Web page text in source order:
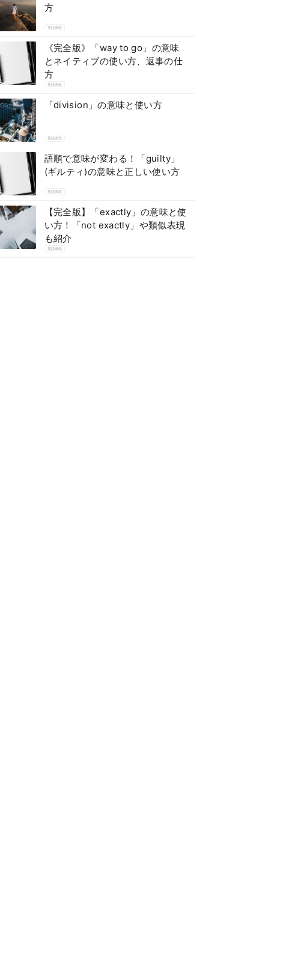
方
英語表現
《完全版》「way to go」の意味
とネイティブの使い方、返事の仕
方
英語表現
「division」の意味と使い方
英語表現
語順で意味が変わる！「guilty」
(ギルティ)の意味と正しい使い方
英語表現
【完全版】「exactly」の意味と使
い方！「not exactly」や類似表現
も紹介
英語表現